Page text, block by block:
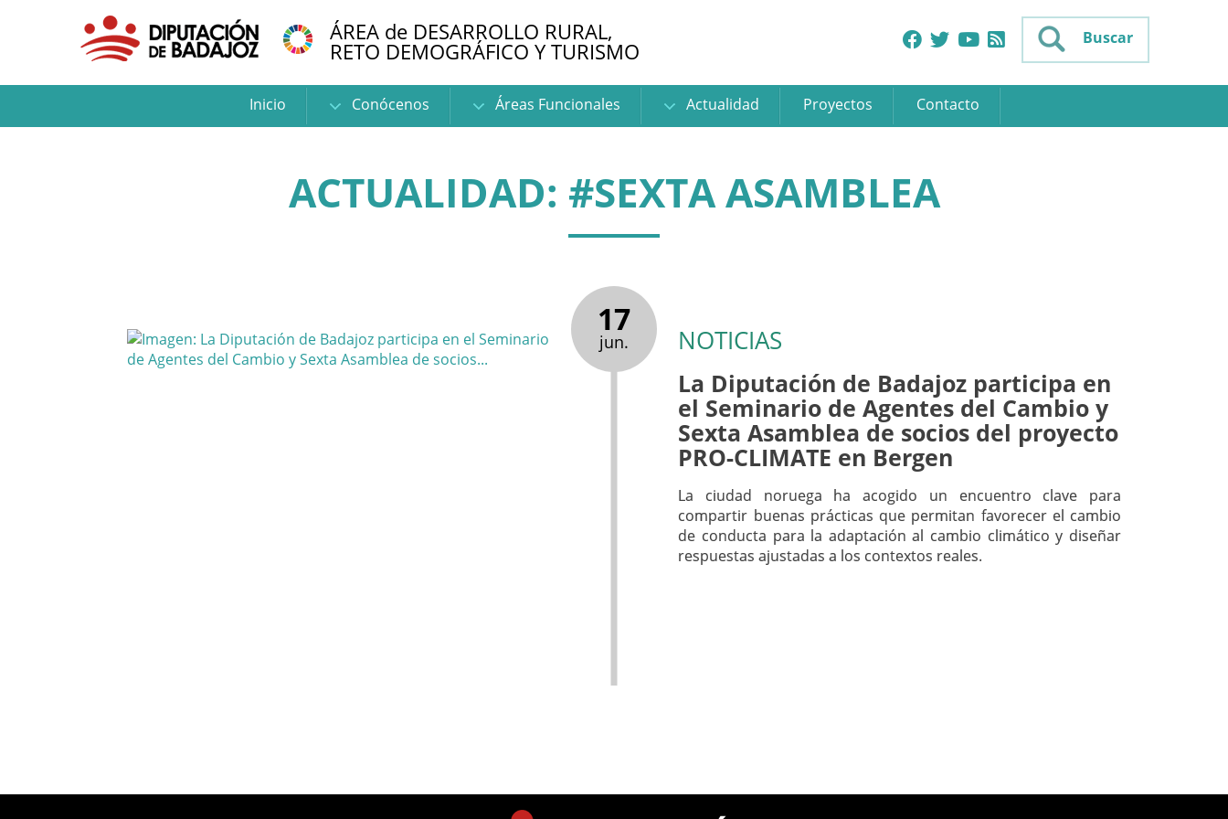
ÁREA de DESARROLLO RURAL,
RETO DEMOGRÁFICO Y TURISMO Buscar
Inicio Conócenos Áreas Funcionales Actualidad Proyectos Contacto
ACTUALIDAD: #SEXTA ASAMBLEA
17
jun. NOTICIAS
La Diputación de Badajoz participa en
el Seminario de Agentes del Cambio y
Sexta Asamblea de socios del proyecto
PRO-CLIMATE en Bergen
La ciudad noruega ha acogido un encuentro clave para
compartir buenas prácticas que permitan favorecer el cambio
de conducta para la adaptación al cambio climático y diseñar
respuestas ajustadas a los contextos reales.